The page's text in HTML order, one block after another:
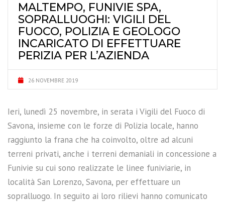
MALTEMPO, FUNIVIE SPA,
SOPRALLUOGHI: VIGILI DEL
FUOCO, POLIZIA E GEOLOGO
INCARICATO DI EFFETTUARE
PERIZIA PER L’AZIENDA
26 NOVEMBRE 2019
Ieri, lunedì 25 novembre, in serata i Vigili del Fuoco di
Savona, insieme con le forze di Polizia locale, hanno
raggiunto la frana che ha coinvolto, oltre ad alcuni
terreni privati, anche i terreni demaniali in concessione a
Funivie su cui sono realizzate le linee funiviarie, in
località San Lorenzo, Savona, per effettuare un
sopralluogo. In seguito ai loro rilievi hanno comunicato